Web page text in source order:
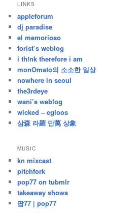
난
글
LINKS
appleforum
dj paradise
el memorioso
forist’s weblog
i th!nk therefore i am
monOmato의 소소한 일상
nowhere in seoul
the3rdeye
wani’s weblog
wicked – egloos
삼森 라羅 만萬 상象
MUSIC
kn mixcast
pitchfork
pop77 on tubmlr
takeaway shows
팝77 | pop77